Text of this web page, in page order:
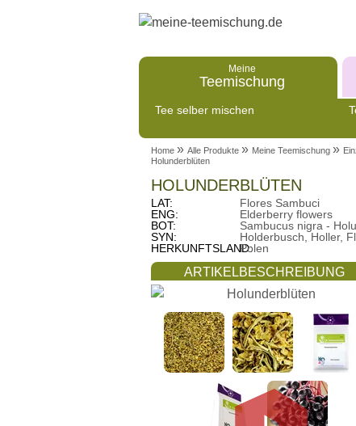
Meine
Teemischung
Tee selber mischen
Home » Alle Produkte » Meine Teemischung »
Holunderblüten
HOLUNDERBLÜTEN
LAT:
Flores Sambuci
ENG:
Elderberry flowers
BOT:
Sambucus nigra -
SYN:
Holderbusch, Holler,
HERKUNFTSLAND:Polen
ARTIKELBESCHREIBUNG